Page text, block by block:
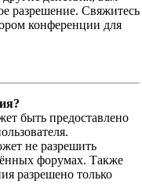
разрешение. Свяжитесь
конференции для
быть предоставлено
не разрешить
форумах. Также
разрешено только